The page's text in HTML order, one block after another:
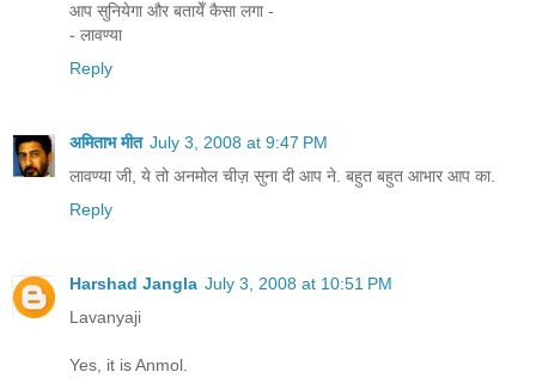
आप सुनियेगा और बतायेँ कैसा लगा -
- लावण्या
Reply
अमिताभ मीत July 3, 2008 at 9:47 PM
लावण्या जी, ये तो अनमोल चीज़ सुना दी आप ने. बहुत बहुत आभार आप का.
Reply
Harshad Jangla July 3, 2008 at 10:51 PM
Lavanyaji
Yes, it is Anmol.